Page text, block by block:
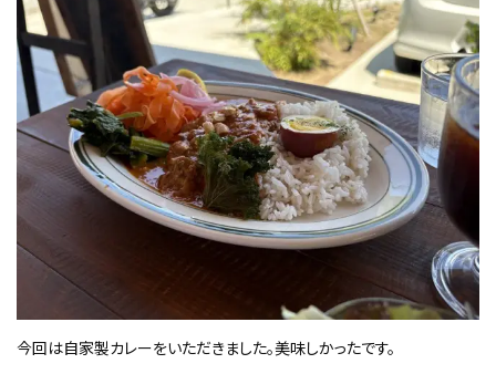
今回は自家製カレーをいただきました。美味しかったです。